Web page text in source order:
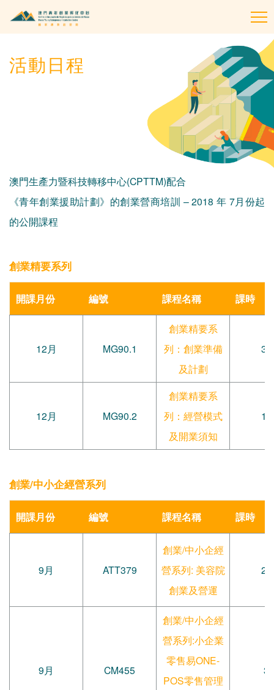
活動日程
澳門生產力暨科技轉移中心(CPTTM)配合
《青年創業援助計劃》的創業營商培訓 – 2018 年 7月份起
的公開課程
創業精要系列
開課月份 編號 課程名稱 課時
12月 MG90.1
創業精要系
列：創業準備
及計劃
30
12月 MG90.2
創業精要系
列：經營模式
及開業須知
12
創業/中小企經營系列
開課月份 編號 課程名稱 課時
9月 ATT379
創業/中小企經
營系列: 美容院
創業及營運
27
9月 CM455
創業/中小企經
營系列:小企業
零售易ONE-
POS零售管理
3